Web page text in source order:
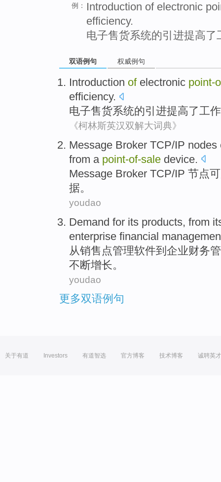
例：
Introduction of electronic
efficiency.
电子售货系统的引进提高了
双语例句 权威例句
Introduction of electronic point-
efficiency.
电子售货系统的引进提高了工
《柯林斯英汉双解大词典》
Message Broker TCP/IP nodes
from a point-of-sale device.
Message Broker TCP/IP 节点可
据。
youdao
Demand for its products, from
enterprise financial
从销售点管理软件到 企业财务
不断增长。
youdao
更多双语例句
关于有道 Investors 有道智选 官方博客 技术博客 诚聘英才